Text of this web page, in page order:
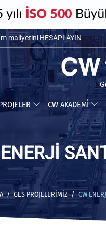
maliyetini HESAPLAYIN
tasarrufu HESAPLAYIN
CW AKADEMİ
GES PROJELERIMIZ CW